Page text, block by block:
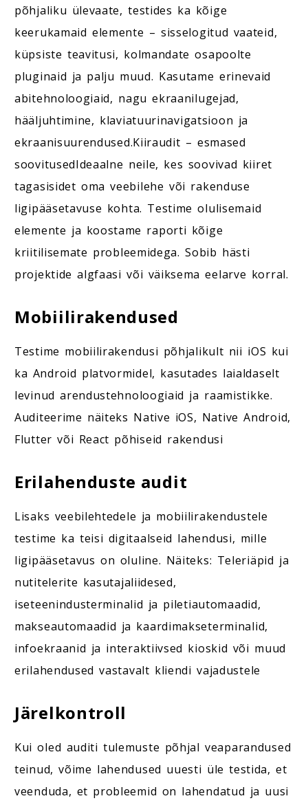
põhjaliku ülevaate, testides ka kõige
keerukamaid elemente – sisselogitud vaateid,
küpsiste teavitusi, kolmandate osapoolte
pluginaid ja palju muud. Kasutame erinevaid
abitehnoloogiaid, nagu ekraanilugejad,
hääljuhtimine, klaviatuurinavigatsioon ja
ekraanisuurendused.Kiiraudit – esmased
soovitusedIdeaalne neile, kes soovivad kiiret
tagasisidet oma veebilehe või rakenduse
ligipääsetavuse kohta. Testime olulisemaid
elemente ja koostame raporti kõige
kriitilisemate probleemidega. Sobib hästi
projektide algfaasi või väiksema eelarve korral.
Mobiilirakendused
Testime mobiilirakendusi põhjalikult nii iOS kui
ka Android platvormidel, kasutades laialdaselt
levinud arendustehnoloogiaid ja raamistikke.
Auditeerime näiteks Native iOS, Native Android,
Flutter või React põhiseid rakendusi
Erilahenduste audit
Lisaks veebilehtedele ja mobiilirakendustele
testime ka teisi digitaalseid lahendusi, mille
ligipääsetavus on oluline. Näiteks: Teleriäpid ja
nutitelerite kasutajaliidesed,
iseteenindusterminalid ja piletiautomaadid,
makseautomaadid ja kaardimakseterminalid,
infoekraanid ja interaktiivsed kioskid või muud
erilahendused vastavalt kliendi vajadustele
Järelkontroll
Kui oled auditi tulemuste põhjal veaparandused
teinud, võime lahendused uuesti üle testida, et
veenduda, et probleemid on lahendatud ja uusi